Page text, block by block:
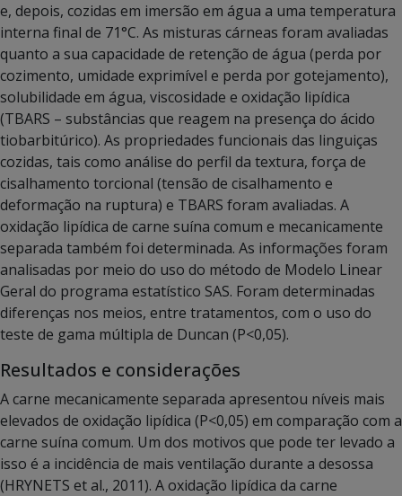
e, depois, cozidas em imersão em água a uma temperatura
interna final de 71°C. As misturas cárneas foram avaliadas
quanto a sua capacidade de retenção de água (perda por
cozimento, umidade exprimível e perda por gotejamento),
solubilidade em água, viscosidade e oxidação lipídica
(TBARS – substâncias que reagem na presença do ácido
tiobarbitúrico). As propriedades funcionais das linguiças
cozidas, tais como análise do perfil da textura, força de
cisalhamento torcional (tensão de cisalhamento e
deformação na ruptura) e TBARS foram avaliadas. A
oxidação lipídica de carne suína comum e mecanicamente
separada também foi determinada. As informações foram
analisadas por meio do uso do método de Modelo Linear
Geral do programa estatístico SAS. Foram determinadas
diferenças nos meios, entre tratamentos, com o uso do
teste de gama múltipla de Duncan (P<0,05).
Resultados e considerações
A carne mecanicamente separada apresentou níveis mais
elevados de oxidação lipídica (P<0,05) em comparação com a
carne suína comum. Um dos motivos que pode ter levado a
isso é a incidência de mais ventilação durante a desossa
(HRYNETS et al., 2011). A oxidação lipídica da carne